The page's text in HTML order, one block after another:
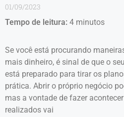
01/09/2023
Tempo de leitura: 4 minutos
Se você está procurando
mais dinheiro, é sinal de que o
está preparado para tirar os
prática. Abrir o próprio negócio
mas a vontade de fazer
realizados vai